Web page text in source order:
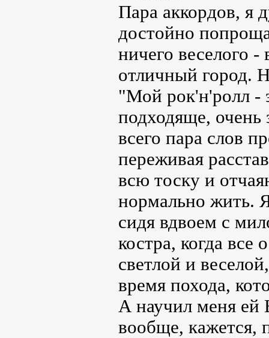
Пара аккордов, я
достойно
ничего веселого
отличный город.
"Мой рок'н'ролл -
подходяще, очень
всего пара слов
переживая
всю тоску и
нормально жить.
сидя вдвоем с
костра, когда
светлой и
время похода,
А научил меня ей
вообще, кажется,